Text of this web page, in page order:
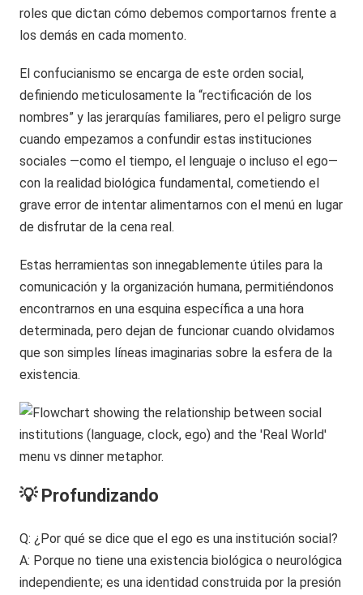
roles que dictan cómo debemos comportarnos frente a
los demás en cada momento.
El confucianismo se encarga de este orden social,
definiendo meticulosamente la “rectificación de los
nombres” y las jerarquías familiares, pero el peligro surge
cuando empezamos a confundir estas instituciones
sociales —como el tiempo, el lenguaje o incluso el ego—
con la realidad biológica fundamental, cometiendo el
grave error de intentar alimentarnos con el menú en lugar
de disfrutar de la cena real.
Estas herramientas son innegablemente útiles para la
comunicación y la organización humana, permitiéndonos
encontrarnos en una esquina específica a una hora
determinada, pero dejan de funcionar cuando olvidamos
que son simples líneas imaginarias sobre la esfera de la
existencia.
💡 Profundizando
Q: ¿Por qué se dice que el ego es una institución social?
A: Porque no tiene una existencia biológica o neurológica
independiente; es una identidad construida por la presión